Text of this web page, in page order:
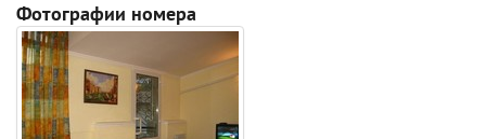
Фотографии номера